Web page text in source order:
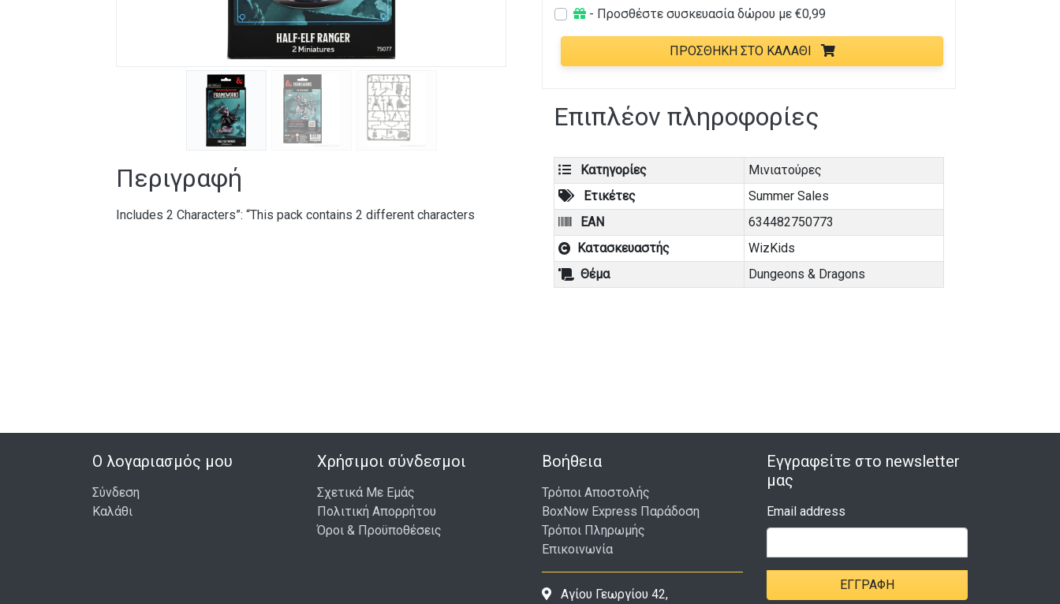
Περιγραφή
Includes 2 Characters”: “This pack contains 2 different characters
- Προσθέστε συσκευασία δώρου με €0,99
ΠΡΟΣΘΉΚΗ ΣΤΟ ΚΑΛΆΘΙ
Επιπλέον πληροφορίες
Κατηγορίες
Μινιατούρες
Ετικέτες
Summer Sales
EAN
634482750773
Κατασκευαστής
WizKids
Θέμα
Dungeons & Dragons
Ο λογαριασμός μου
Σύνδεση
Καλάθι
Χρήσιμοι σύνδεσμοι
Σχετικά Με Εμάς
Πολιτική Απορρήτου
Όροι & Προϋποθέσεις
Βοήθεια
Τρόποι Αποστολής
BoxNow Express Παράδοση
Τρόποι Πληρωμής
Επικοινωνία
Αγίου Γεωργίου 42,
Εγγραφείτε στο newsletter
μας
Email address
ΕΓΓΡΑΦΉ